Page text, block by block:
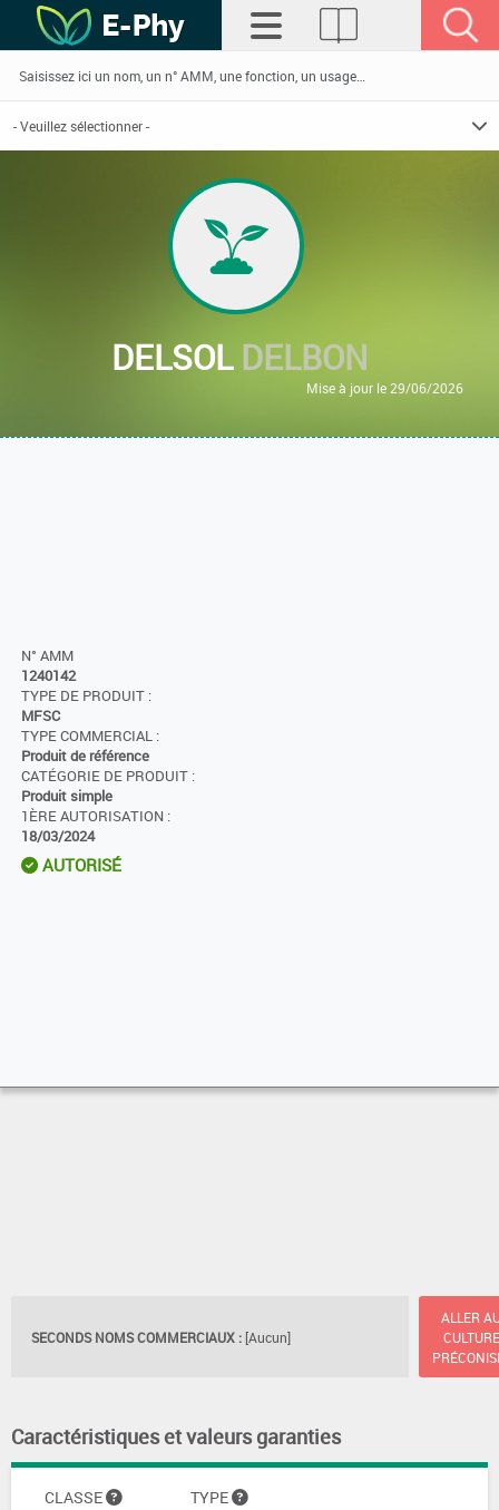
DELSOLDELBON
Mise à jour le 29/06/2026
N° AMM
1240142
TYPE DE PRODUIT :
MFSC
TYPE COMMERCIAL :
Produit de référence
CATÉGORIE DE PRODUIT :
Produit simple
1ÈRE AUTORISATION :
18/03/2024
AUTORISÉ
SECONDS NOMS COMMERCIAUX : [Aucun]
ALLER
Caractéristiques et valeurs garanties
CLASSE TYPE